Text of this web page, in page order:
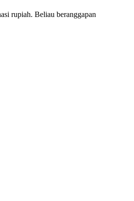
rupiah. Beliau beranggapan